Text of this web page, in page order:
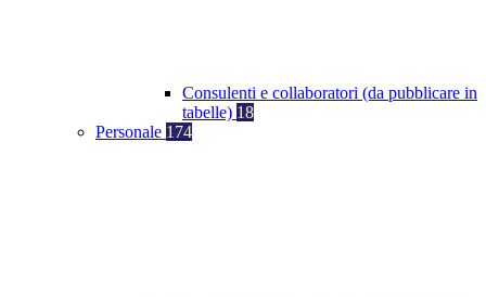
Consulenti e collaboratori (da pubblicare in
tabelle) 18
Personale 174